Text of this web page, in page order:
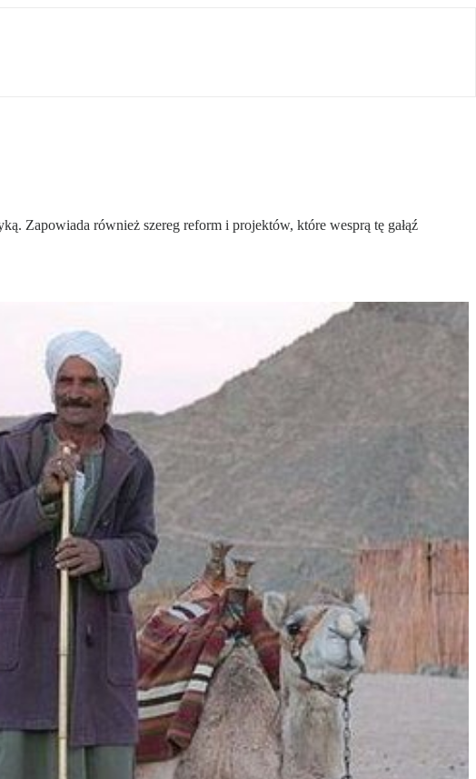
Zapowiada również szereg reform i projektów, które wesprą tę gałąź